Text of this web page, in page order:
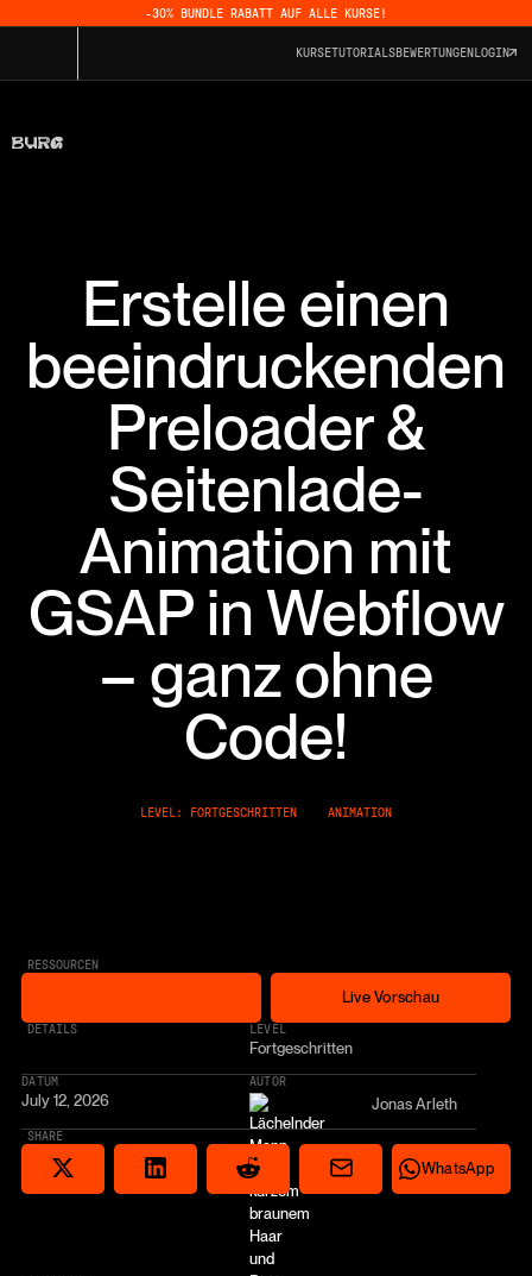
-30% BUNDLE RABATT AUF ALLE KURSE!
KURSETUTORIALSBEWERTUNGEN LOGIN
Erstelle einen
beeindruckenden
Preloader &
Seitenlade-
Animation mit
GSAP in Webflow
– ganz ohne
Code!
LEVEL: FORTGESCHRITTEN ANIMATION
RESSOURCEN
Free Cloneable
Live Vorschau
Live Vorschau
* AFFILIATE LINK
DETAILS LEVEL
Fortgeschritten
DATUM
July 12, 2026
AUTOR
Jonas Arleth
SHARE
Auf X teilen Share on LinkedInShare on RedditShare via emailShare on
WhatsApp